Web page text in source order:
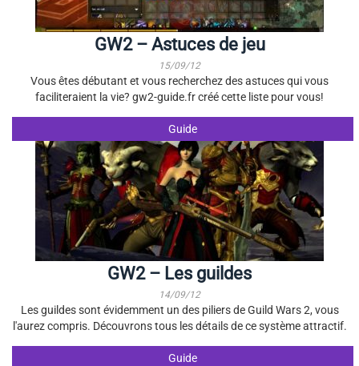
GW2 – Astuces de jeu
15/09/12
Vous êtes débutant et vous recherchez des astuces qui vous
faciliteraient la vie? gw2-guide.fr créé cette liste pour vous!
Guide
GW2 – Les guildes
14/09/12
Les guildes sont évidemment un des piliers de Guild Wars 2, vous
l'aurez compris. Découvrons tous les détails de ce système attractif.
Guide